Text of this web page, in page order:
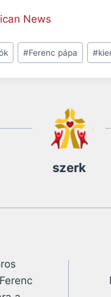
News
#Ferenc pápa #
szerk